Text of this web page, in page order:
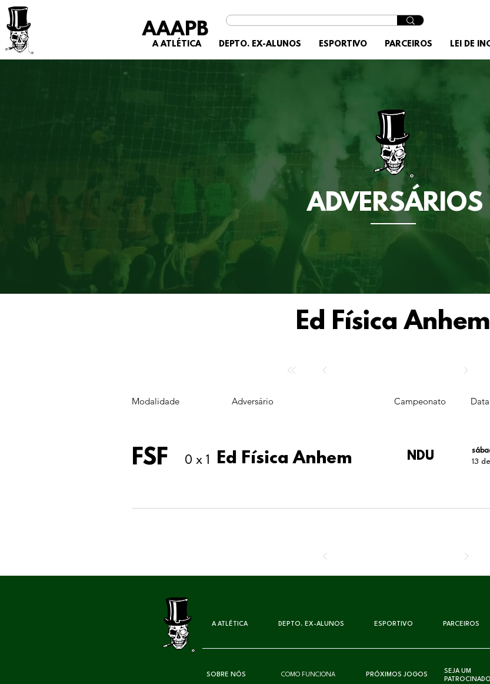
AAAPB
A ATLÉTICA DEPTO. EX-ALUNOS ESPORTIVO PARCEIROS LEI DE
ADVERSÁRIOS
Ed Física Anhem
Modalidade Adversário Campeonato
0 x 1
FSF Ed Física Anhem NDU
13
A ATLÉTICA DEPTO. EX-ALUNOS ESPORTIVO PARCEIROS
SOBRE NÓS COMO FUNCIONA PRÓXIMOS JOGOS
SEJA UM